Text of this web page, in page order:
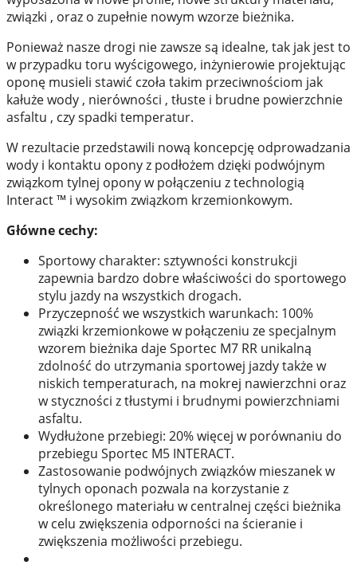
związki , oraz o zupełnie nowym wzorze bieżnika.
Ponieważ nasze drogi nie zawsze są idealne, tak jak jest to
w przypadku toru wyścigowego, inżynierowie projektując
oponę musieli stawić czoła takim przeciwnościom jak
kałuże wody , nierówności , tłuste i brudne powierzchnie
asfaltu , czy spadki temperatur.
W rezultacie przedstawili nową koncepcję odprowadzania
wody i kontaktu opony z podłożem dzięki podwójnym
związkom tylnej opony w połączeniu z technologią
Interact ™ i wysokim związkom krzemionkowym.
Główne cechy:
Sportowy charakter: sztywności konstrukcji
zapewnia bardzo dobre właściwości do sportowego
stylu jazdy na wszystkich drogach.
Przyczepność we wszystkich warunkach: 100%
związki krzemionkowe w połączeniu ze specjalnym
wzorem bieżnika daje Sportec M7 RR unikalną
zdolność do utrzymania sportowej jazdy także w
niskich temperaturach, na mokrej nawierzchni oraz
w styczności z tłustymi i brudnymi powierzchniami
asfaltu.
Wydłużone przebiegi: 20% więcej w porównaniu do
przebiegu Sportec M5 INTERACT.
Zastosowanie podwójnych związków mieszanek w
tylnych oponach pozwala na korzystanie z
określonego materiału w centralnej części bieżnika
w celu zwiększenia odporności na ścieranie i
zwiększenia możliwości przebiegu.